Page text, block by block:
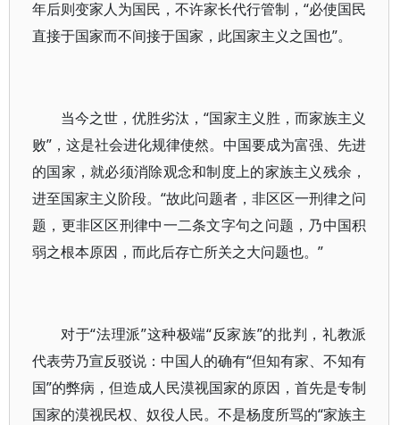
年后则变家人为国民，不许家长代行管制，“必使国民
直接于国家而不间接于国家，此国家主义之国也”。
当今之世，优胜劣汰，“国家主义胜，而家族主义
败”，这是社会进化规律使然。中国要成为富强、先进
的国家，就必须消除观念和制度上的家族主义残余，
进至国家主义阶段。“故此问题者，非区区一刑律之问
题，更非区区刑律中一二条文字句之问题，乃中国积
弱之根本原因，而此后存亡所关之大问题也。”
对于“法理派”这种极端“反家族”的批判，礼教派
代表劳乃宣反驳说：中国人的确有“但知有家、不知有
国”的弊病，但造成人民漠视国家的原因，首先是专制
国家的漠视民权、奴役人民。不是杨度所骂的“家族主